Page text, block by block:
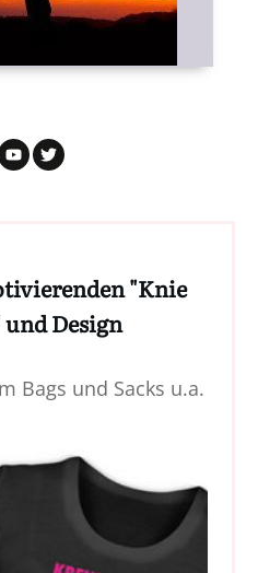
"Knie
Design
Bags und Sacks u.a.